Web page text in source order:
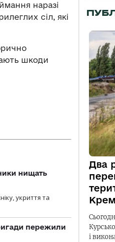
наразі
сіл, які
шкоди
нищать
укриття та
пережили
Два
і